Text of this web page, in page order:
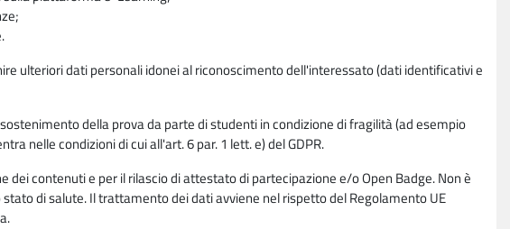
ulteriori dati personali idonei al riconoscimento dell'interessato (dati identificativi e
della prova da parte di studenti in condizione di fragilità (ad esempio
nelle condizioni di cui all'art. 6 par. 1 lett. e) del GDPR.
contenuti e per il rilascio di attestato di partecipazione e/o Open Badge. Non è
di salute. Il trattamento dei dati avviene nel rispetto del Regolamento UE